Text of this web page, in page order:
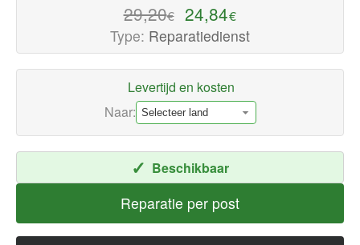
kwaliteit
Elektronica
met
wereldwijde
29,20€ 24,84€
Type: Reparatiedienst
Levertijd en kosten
Naar:
✓ Beschikbaar
Reparatie per post